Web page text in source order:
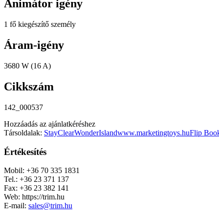
Animátor igény
1 fő kiegészítő személy
Áram-igény
3680 W (16 A)
Cikkszám
142_000537
Hozzáadás az ajánlatkéréshez
Társoldalak: StayClearWonderIslandwww.marketingtoys.huFlip
Értékesítés
Mobil: +36 70 335 1831
Tel.: +36 23 371 137
Fax: +36 23 382 141
Web: https://trim.hu
E-mail: sales@trim.hu